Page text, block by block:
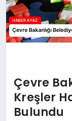
Çevre
Kreşler
Bulundu